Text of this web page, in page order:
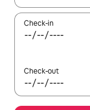
Check-in
Check-out